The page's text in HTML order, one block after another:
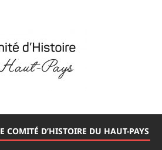
COMITÉ D’HISTOIRE DU HAUT-PAYS